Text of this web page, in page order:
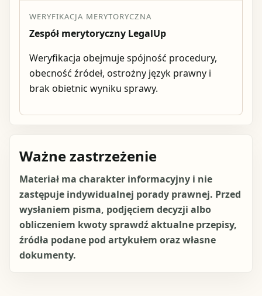
WERYFIKACJA MERYTORYCZNA
Zespół merytoryczny LegalUp
Weryfikacja obejmuje spójność procedury,
obecność źródeł, ostrożny język prawny i
brak obietnic wyniku sprawy.
Ważne zastrzeżenie
Materiał ma charakter informacyjny i nie
zastępuje indywidualnej porady prawnej. Przed
wysłaniem pisma, podjęciem decyzji albo
obliczeniem kwoty sprawdź aktualne przepisy,
źródła podane pod artykułem oraz własne
dokumenty.